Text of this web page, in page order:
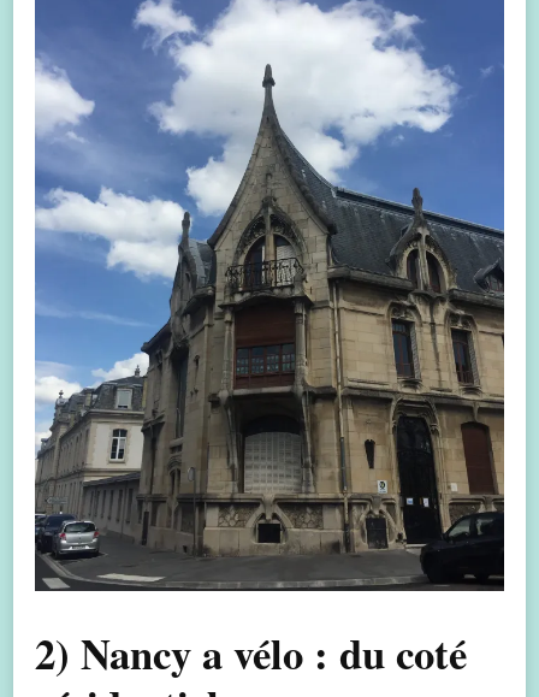
2) Nancy a vélo : du coté